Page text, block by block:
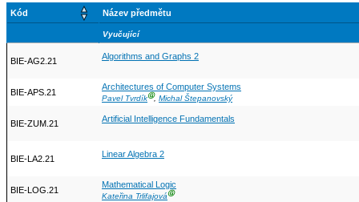
Kód Název předmětu
Vyučující
BIE-AG2.21 Algorithms and Graphs 2
BIE-APS.21
Architectures of Computer Systems
Pavel TvrdíkⒼ, Michal Štepanovský
BIE-ZUM.21 Artificial Intelligence Fundamentals
BIE-LA2.21 Linear Algebra 2
BIE-LOG.21
Mathematical Logic
Kateřina TrlifajováⒼ